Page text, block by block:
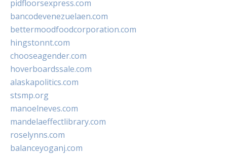
pidfloorsexpress.com
bancodevenezuelaen.com
bettermoodfoodcorporation.com
hingstonnt.com
chooseagender.com
hoverboardssale.com
alaskapolitics.com
stsmp.org
manoelneves.com
mandelaeffectlibrary.com
roselynns.com
balanceyoganj.com